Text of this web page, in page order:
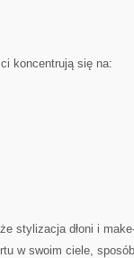
koncentrują się na:
stylizacja dłoni i
w swoim ciele,